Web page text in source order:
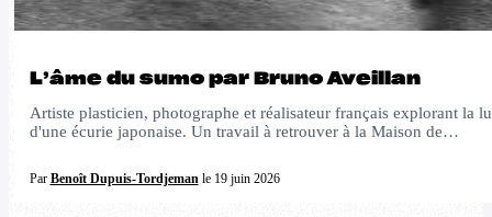
L’âme du sumo par Bruno Aveillan
Artiste plasticien, photographe et réalisateur français explorant la
d'une écurie japonaise. Un travail à retrouver à la Maison de…
Par Benoît Dupuis-Tordjemanle 19 juin 2026